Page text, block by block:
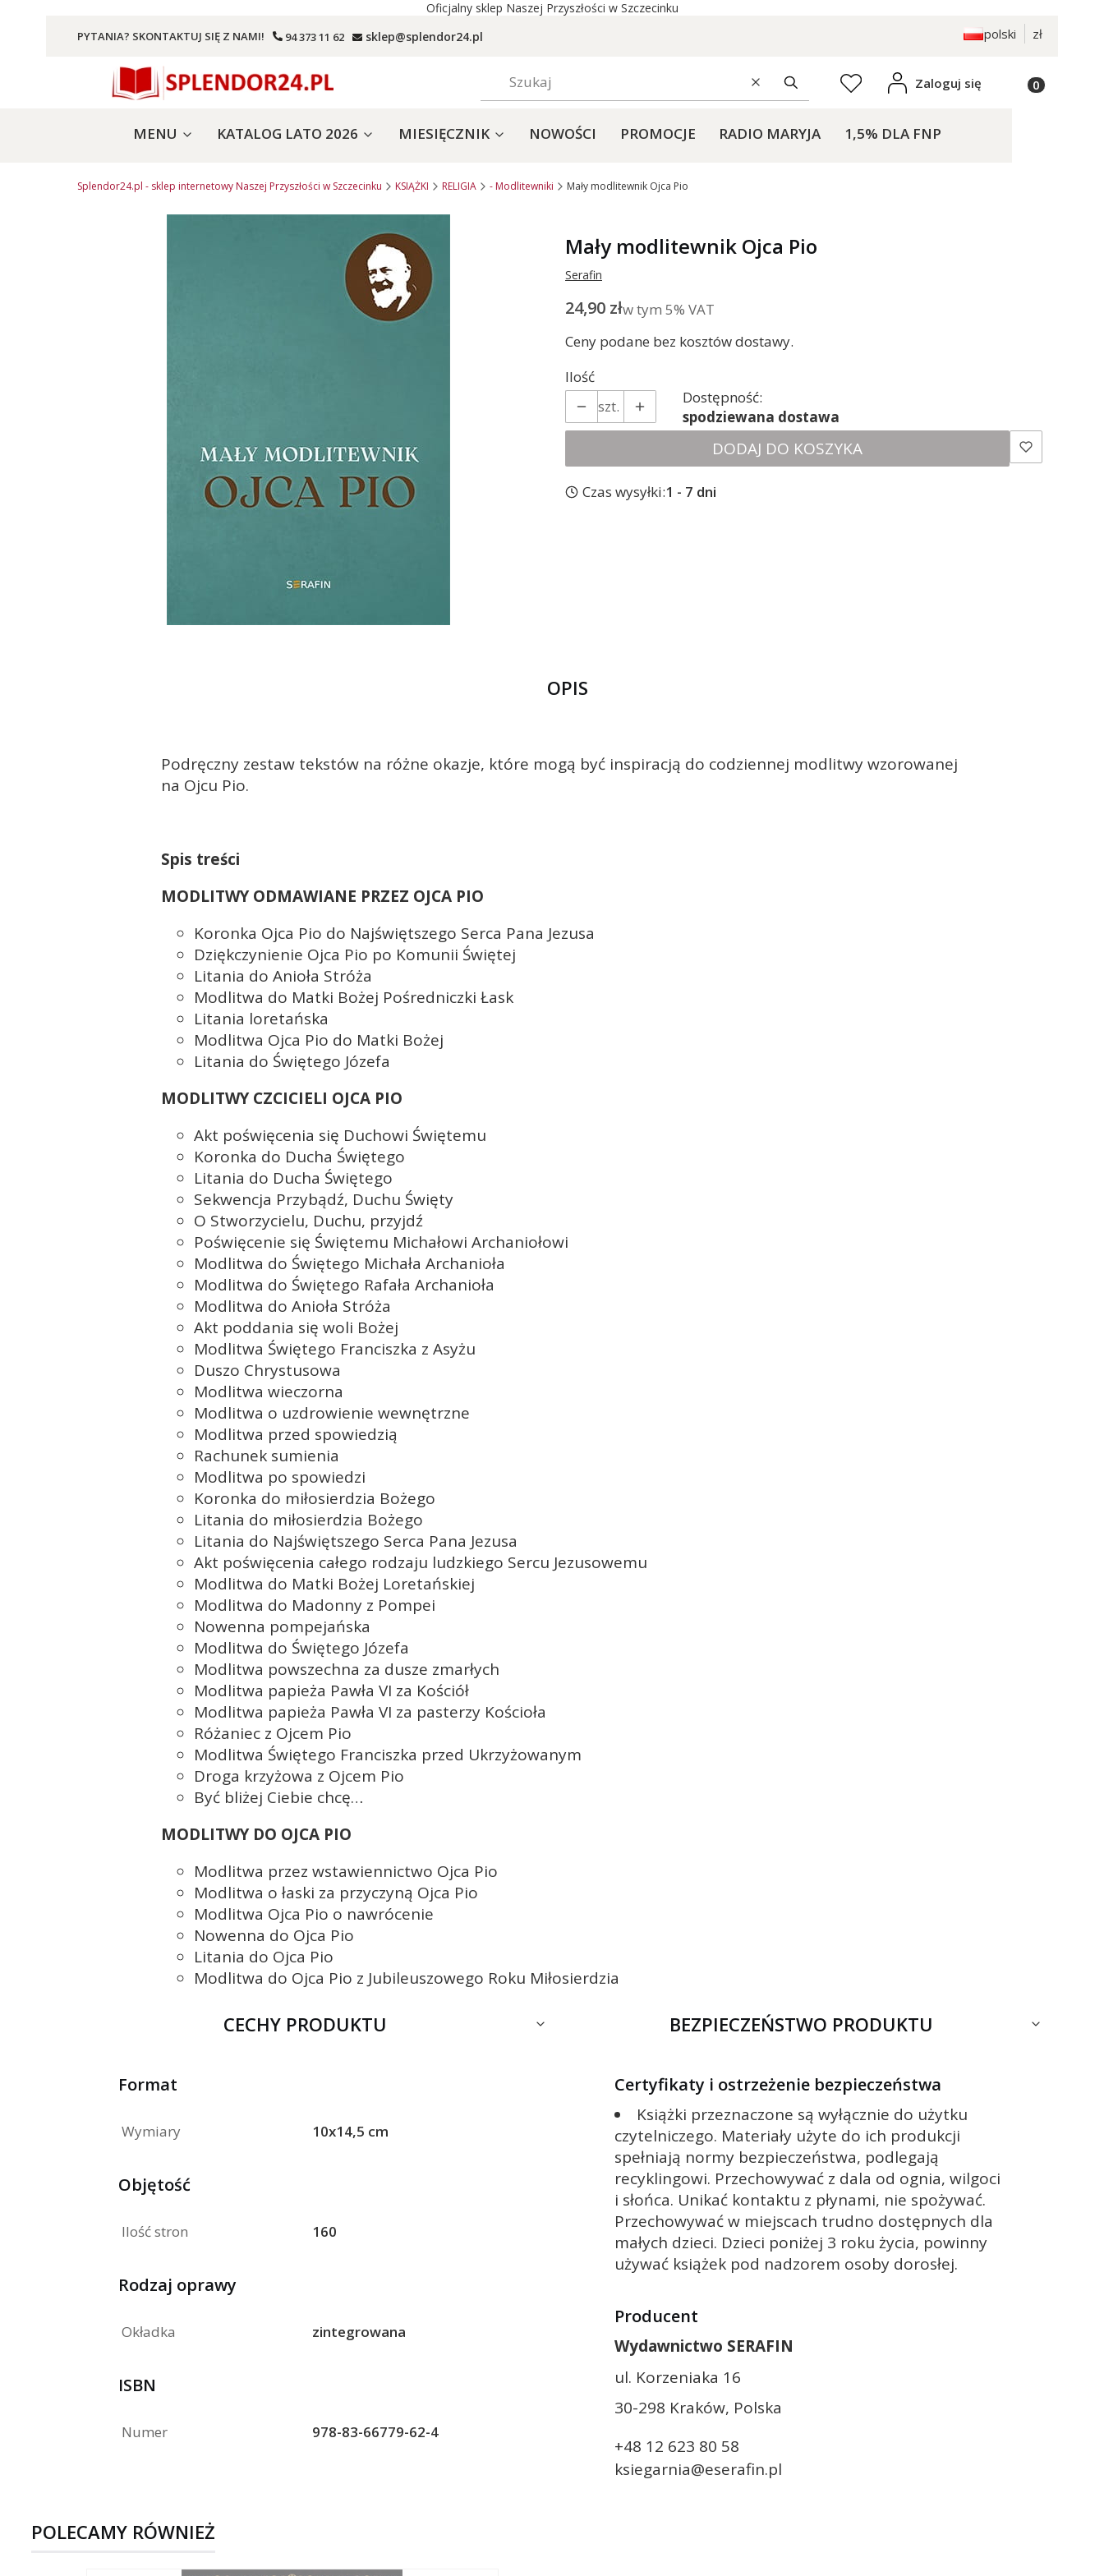
Oficjalny sklep Naszej Przyszłości w Szczecinku
PYTANIA? SKONTAKTUJ SIĘ Z NAMI! 94 373 11 62 sklep@splendor24.pl polski zł
WyczyśćSzukaj Ulubione Zaloguj się Produkty w
MENU KATALOG LATO 2026 MIESIĘCZNIK NOWOŚCI PROMOCJE RADIO MARYJA 1,5% DLA FNP
Splendor24.pl - sklep internetowy Naszej Przyszłości w Szczecinku KSIĄŻKI RELIGIA - Modlitewniki Mały modlitewnik Ojca Pio
Mały modlitewnik Ojca Pio
Serafin
Cena
24,90 złw tym 5% VAT
w tym 5% VAT
Ceny podane bez kosztów dostawy.
Ilość
szt.
Dostępność:
spodziewana dostawa
DODAJ DO KOSZYKA
Czas wysyłki:1 - 7 dni
OPIS
Podręczny zestaw tekstów na różne okazje, które mogą być inspiracją do codziennej modlitwy wzorowanej
na Ojcu Pio.
Spis treści
MODLITWY ODMAWIANE PRZEZ OJCA PIO
Koronka Ojca Pio do Najświętszego Serca Pana Jezusa
Dziękczynienie Ojca Pio po Komunii Świętej
Litania do Anioła Stróża
Modlitwa do Matki Bożej Pośredniczki Łask
Litania loretańska
Modlitwa Ojca Pio do Matki Bożej
Litania do Świętego Józefa
MODLITWY CZCICIELI OJCA PIO
Akt poświęcenia się Duchowi Świętemu
Koronka do Ducha Świętego
Litania do Ducha Świętego
Sekwencja Przybądź, Duchu Święty
O Stworzycielu, Duchu, przyjdź
Poświęcenie się Świętemu Michałowi Archaniołowi
Modlitwa do Świętego Michała Archanioła
Modlitwa do Świętego Rafała Archanioła
Modlitwa do Anioła Stróża
Akt poddania się woli Bożej
Modlitwa Świętego Franciszka z Asyżu
Duszo Chrystusowa
Modlitwa wieczorna
Modlitwa o uzdrowienie wewnętrzne
Modlitwa przed spowiedzią
Rachunek sumienia
Modlitwa po spowiedzi
Koronka do miłosierdzia Bożego
Litania do miłosierdzia Bożego
Litania do Najświętszego Serca Pana Jezusa
Akt poświęcenia całego rodzaju ludzkiego Sercu Jezusowemu
Modlitwa do Matki Bożej Loretańskiej
Modlitwa do Madonny z Pompei
Nowenna pompejańska
Modlitwa do Świętego Józefa
Modlitwa powszechna za dusze zmarłych
Modlitwa papieża Pawła VI za Kościół
Modlitwa papieża Pawła VI za pasterzy Kościoła
Różaniec z Ojcem Pio
Modlitwa Świętego Franciszka przed Ukrzyżowanym
Droga krzyżowa z Ojcem Pio
Być bliżej Ciebie chcę…
MODLITWY DO OJCA PIO
Modlitwa przez wstawiennictwo Ojca Pio
Modlitwa o łaski za przyczyną Ojca Pio
Modlitwa Ojca Pio o nawrócenie
Nowenna do Ojca Pio
Litania do Ojca Pio
Modlitwa do Ojca Pio z Jubileuszowego Roku Miłosierdzia
CECHY PRODUKTU
Format
Wymiary 10x14,5 cm
Objętość
Ilość stron 160
Rodzaj oprawy
Okładka zintegrowana
ISBN
Numer 978-83-66779-62-4
BEZPIECZEŃSTWO PRODUKTU
Certyfikaty i ostrzeżenie bezpieczeństwa
Książki przeznaczone są wyłącznie do użytku
czytelniczego. Materiały użyte do ich produkcji
spełniają normy bezpieczeństwa, podlegają
recyklingowi. Przechowywać z dala od ognia, wilgoci
i słońca. Unikać kontaktu z płynami, nie spożywać.
Przechowywać w miejscach trudno dostępnych dla
małych dzieci. Dzieci poniżej 3 roku życia, powinny
używać książek pod nadzorem osoby dorosłej.
Producent
Wydawnictwo SERAFIN
ul. Korzeniaka 16
30-298 Kraków, Polska
+48 12 623 80 58
ksiegarnia@eserafin.pl
POLECAMY RÓWNIEŻ